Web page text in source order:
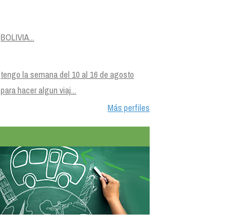
BOLIVIA...
tengo la semana del 10 al 16 de agosto
para hacer algun viaj...
Más perfiles